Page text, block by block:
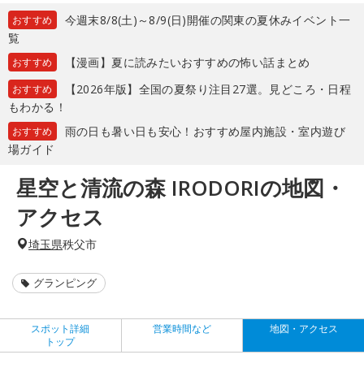
おすすめ
今週末8/8(土)～8/9(日)開催の関東の夏休みイベント一
覧
おすすめ 【漫画】夏に読みたいおすすめの怖い話まとめ
おすすめ
【2026年版】全国の夏祭り注目27選。見どころ・日程
もわかる！
おすすめ
雨の日も暑い日も安心！おすすめ屋内施設・室内遊び
場ガイド
星空と清流の森 IRODORIの地図・
アクセス
埼玉県秩父市
グランピング
スポット詳細
トップ
営業時間など 地図・アクセス